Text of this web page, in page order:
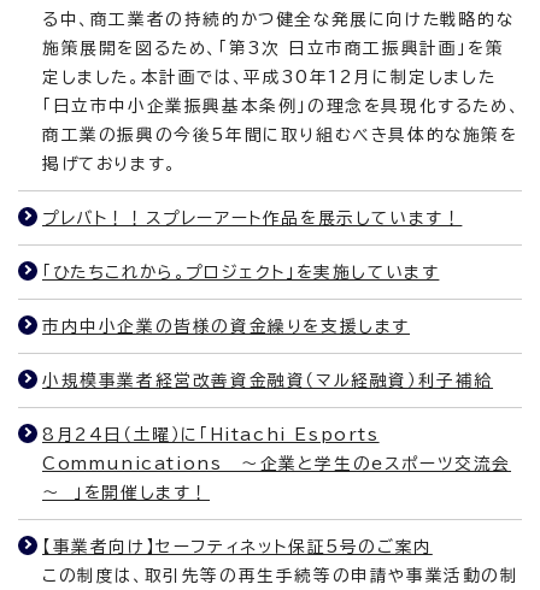
る中、商工業者の持続的かつ健全な発展に向けた戦略的な
施策展開を図るため、「第3次 日立市商工振興計画」を策
定しました。本計画では、平成30年12月に制定しました
「日立市中小企業振興基本条例」の理念を具現化するため、
商工業の振興の今後5年間に取り組むべき具体的な施策を
掲げております。
プレバト！！スプレーアート作品を展示しています！
「ひたちこれから。プロジェクト」を実施しています
市内中小企業の皆様の資金繰りを支援します
小規模事業者経営改善資金融資（マル経融資）利子補給
8月24日（土曜）に「Hitachi Esports
Communications ～企業と学生のeスポーツ交流会
～ 」を開催します！
【事業者向け】セーフティネット保証5号のご案内
この制度は、取引先等の再生手続等の申請や事業活動の制